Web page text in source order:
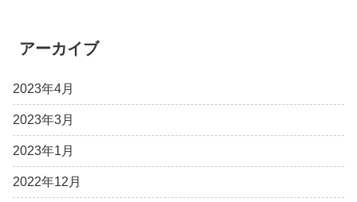
アーカイブ
2023年4月
2023年3月
2023年1月
2022年12月